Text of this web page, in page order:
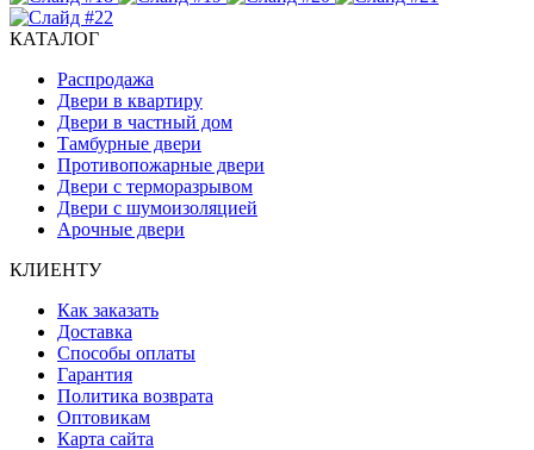
КАТАЛОГ
Распродажа
Двери в квартиру
Двери в частный дом
Тамбурные двери
Противопожарные двери
Двери с терморазрывом
Двери с шумоизоляцией
Арочные двери
КЛИЕНТУ
Как заказать
Доставка
Способы оплаты
Гарантия
Политика возврата
Оптовикам
Карта сайта